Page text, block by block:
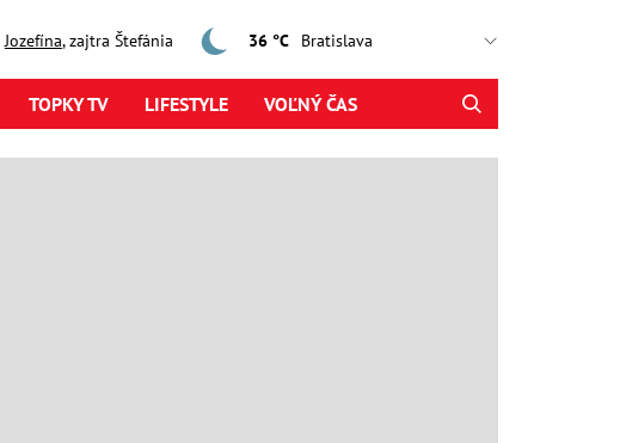
Jozefína, zajtra Štefánia 36 °C
TOPKY TV LIFESTYLE VOĽNÝ ČAS